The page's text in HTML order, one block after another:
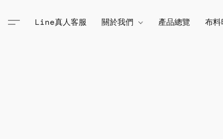
Line真人客服 關於我們 產品總覽 布